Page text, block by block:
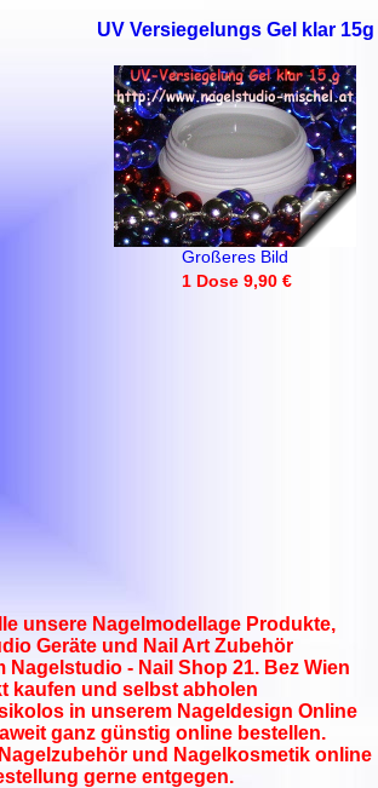
UV Versiegelungs Gel klar 15g
Großeres Bild
1 Dose 9,90 €
unsere Nagelmodellage Produkte,
Geräte und Nail Art Zubehör
Nagelstudio - Nail Shop 21. Bez Wien
kaufen und selbst abholen
in unserem Nageldesign Online
ganz günstig online bestellen.
und Nagelkosmetik online
gerne entgegen.